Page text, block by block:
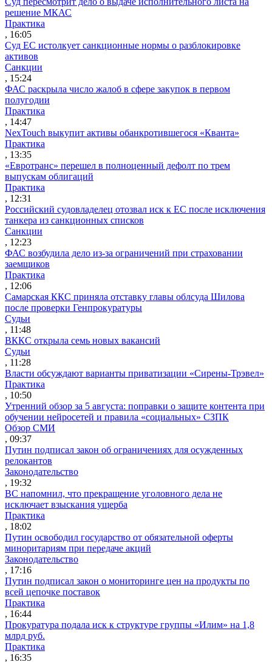
решение МКАС
Практика
, 16:05
Суд ЕС истолкует санкционные нормы о разблокировке
активов
Санкции
, 15:24
ФАС раскрыла число жалоб в сфере закупок в первом
полугодии
Практика
, 14:47
NexTouch выкупит активы обанкротившегося «Кванта»
Практика
, 13:35
«Евротранс» перешел в полноценный дефолт по трем
выпускам облигаций
Практика
, 12:31
Российский судовладелец отозвал иск к ЕС после исключения
танкера из санкционных списков
Санкции
, 12:23
ФАС возбудила дело из-за ограничений при страховании
заемщиков
Практика
, 12:06
Самарская ККС приняла отставку главы облсуда Шилова
после проверки Генпрокуратуры
Судьи
, 11:48
ВККС открыла семь новых вакансий
Судьи
, 11:28
Власти обсуждают варианты приватизации «Сирены-Трэвел»
Практика
, 10:50
Утренний обзор за 5 августа: поправки о защите контента при
обучении нейросетей и правила «социальных» СЗПК
Обзор СМИ
, 09:37
Путин подписал закон об ограничениях для осужденных
релокантов
Законодательство
, 19:32
ВС напомнил, что прекращение уголовного дела не
исключает взыскания ущерба
Практика
, 18:02
Путин освободил государство от обязательной оферты
миноритариям при передаче акций
Законодательство
, 17:16
Путин подписал закон о мониторинге цен на продукты по
всей цепочке поставок
Практика
, 16:44
Прокуратура подала иск к структуре группы «Илим» на 1,8
млрд руб.
Практика
, 16:35